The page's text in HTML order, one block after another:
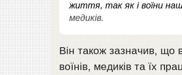
життя, так як і воїни
медиків.
Він також зазначив, що
воїнів, медиків та їх